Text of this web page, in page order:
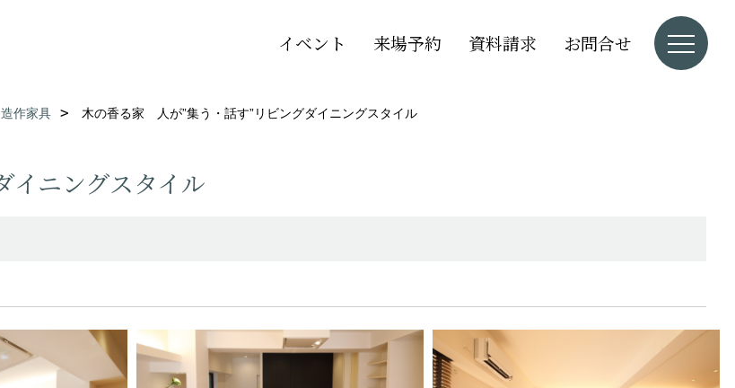
イベント 来場予約 資料請求 お問合せ
作家具 木の香る家 人が”集う・話す”リビングダイニングスタイル
ニングスタイル